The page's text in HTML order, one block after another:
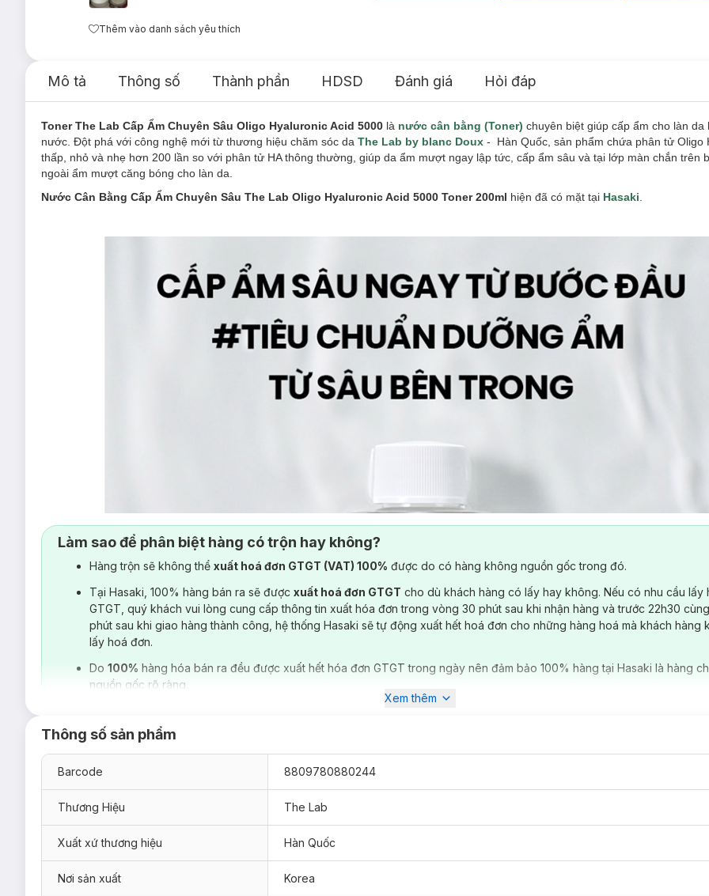
Thêm vào danh sách yêu thích
Mô tả Thông số Thành phần HDSD Đánh giá Hỏi đáp
Toner The Lab Cấp Ẩm Chuyên Sâu Oligo Hyaluronic Acid 5000 là nước cân bằng (Toner) chuyên biệt giúp cấp ẩm cho làn da
nước. Đột phá với công nghệ mới từ thương hiệu chăm sóc da The Lab by blanc Doux - Hàn Quốc, sản phẩm chứa phân tử Oligo
thấp, nhỏ và nhẹ hơn 200 lần so với phân tử HA thông thường, giúp da ẩm mượt ngay lập tức, cấp ẩm sâu và tại lớp màn chắn trên
ngoài ẩm mượt căng bóng cho làn da.
Nước Cân Bằng Cấp Ẩm Chuyên Sâu The Lab Oligo Hyaluronic Acid 5000 Toner 200ml hiện đã có mặt tại Hasaki
Làm sao để phân biệt hàng có trộn hay không?
Hàng trộn sẽ không thể xuất hoá đơn GTGT (VAT) 100% được do có hàng không nguồn gốc trong đó.
Tại Hasaki, 100% hàng bán ra sẽ được xuất hoá đơn GTGT cho dù khách hàng có lấy hay không. Nếu có nhu cầu lấy
GTGT, quý khách vui lòng cung cấp thông tin xuất hóa đơn trong vòng 30 phút sau khi nhận hàng và trước 22h30
phút sau khi giao hàng thành công, hệ thống Hasaki sẽ tự động xuất hết hoá đơn cho những hàng hoá mà khách hàng
lấy hoá đơn.
Do 100% hàng hóa bán ra đều được xuất hết hóa đơn GTGT trong ngày nên đảm bảo 100% hàng tại Hasaki là hàng
nguồn gốc rõ ràng.
Xem thêm
Thông số sản phẩm
Barcode 8809780880244
Thương Hiệu The Lab
Xuất xứ thương hiệu Hàn Quốc
Nơi sản xuất Korea